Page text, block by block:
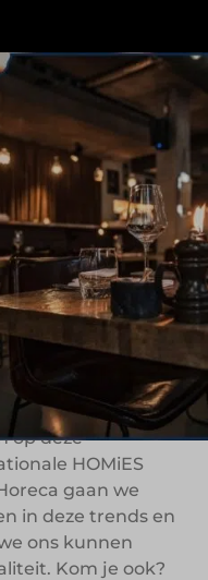
uitdagingen. De
Horeca (hotels,
jaar met een
maar
massaal de
gaat minder vaak
gaf veel
en kleine
door slinkende
dat gasten blijven
op deze
HOMiES
gaan we
in deze trends en
ons kunnen
Kom je ook?